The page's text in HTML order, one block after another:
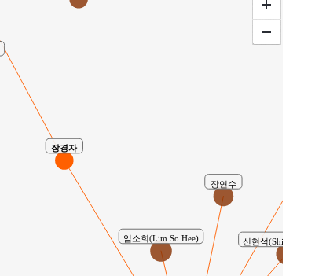
신현석(Shin Hyunseok)
임소희(Lim So Hee)
장연수
장경자